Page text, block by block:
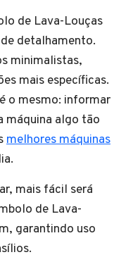
de Lava-Louças
detalhamento.
minimalistas,
mais específicas.
o mesmo: informar
máquina algo tão
melhores máquinas
mais fácil será
de Lava-
garantindo uso